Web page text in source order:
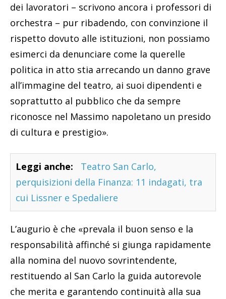
dei lavoratori – scrivono ancora i professori di
orchestra – pur ribadendo, con convinzione il
rispetto dovuto alle istituzioni, non possiamo
esimerci da denunciare come la querelle
politica in atto stia arrecando un danno grave
all’immagine del teatro, ai suoi dipendenti e
soprattutto al pubblico che da sempre
riconosce nel Massimo napoletano un presido
di cultura e prestigio».
Leggi anche:
Teatro San Carlo,
perquisizioni della Finanza: 11 indagati, tra
cui Lissner e Spedaliere
L’augurio è che «prevala il buon senso e la
responsabilità affinché si giunga rapidamente
alla nomina del nuovo sovrintendente,
restituendo al San Carlo la guida autorevole
che merita e garantendo continuità alla sua